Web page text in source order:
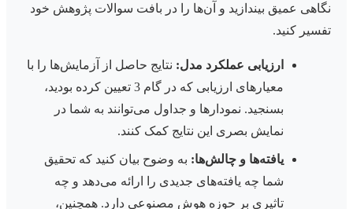
نگاهی عمیق بیندازید و آن‌ها را در بافت سوالات پژوهش خود
تفسیر کنید.
ارزیابی عملکرد مدل: نتایج حاصل از آزمایش‌ها را با
معیارهای ارزیابی که در گام 3 تعیین کرده بودید،
بسنجید. نمودارها و جداول می‌توانند به شما در
نمایش بصری این نتایج کمک کنند.
یافته‌ها و چالش‌ها: به وضوح بیان کنید که تحقیق
شما چه یافته‌های جدیدی را ارائه می‌دهد و چه
تاثیری بر حوزه هوش مصنوعی دارد. همچنین،